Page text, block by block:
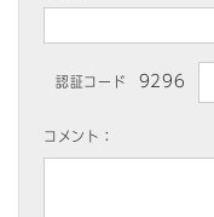
認証コード 9296
コメント：